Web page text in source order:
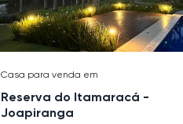
Casa para venda em
Reserva do Itamaracá -
Joapiranga